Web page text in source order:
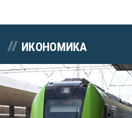
ИКОНОМИКА